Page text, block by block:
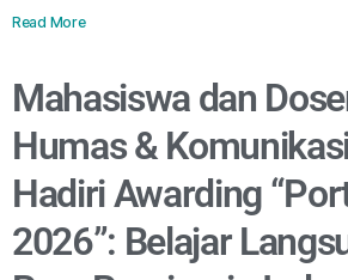
Read More
Mahasiswa dan
Humas &
Hadiri Awarding
2026”: Belajar